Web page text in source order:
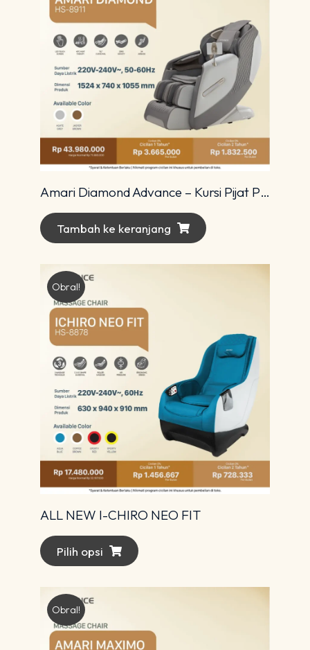
Amari Diamond Advance – Kursi Pijat Premium dengan Teknologi 4D Modern
Tambah ke keranjang
Obral!
ALL NEW I-CHIRO NEO FIT
Pilih opsi
Obral!